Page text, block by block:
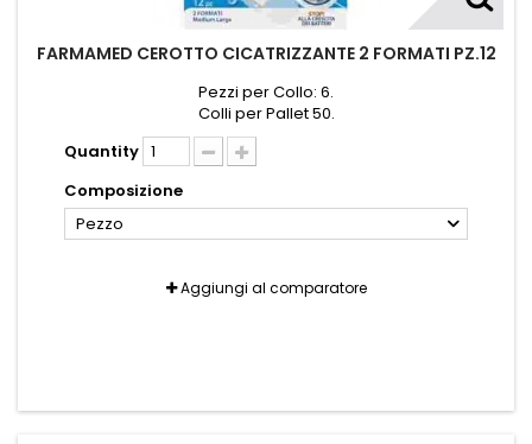
FARMAMED CEROTTO CICATRIZZANTE 2 FORMATI PZ.12
Pezzi per Collo: 6.
Colli per Pallet 50.
Quantity
Composizione
Pezzo
Aggiungi al comparatore